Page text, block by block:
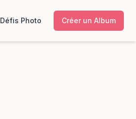
Défis Photo Créer un Album